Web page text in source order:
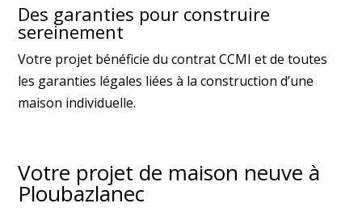
Des garanties pour construire
sereinement
Votre projet bénéficie du contrat CCMI et de toutes
les garanties légales liées à la construction d’une
maison individuelle.
Votre projet de maison neuve à
Ploubazlanec